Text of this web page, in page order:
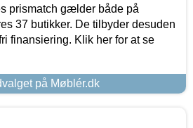
prismatch gælder både på
37 butikker. De tilbyder desuden
finansiering. Klik her for at se
på Møblér.dk